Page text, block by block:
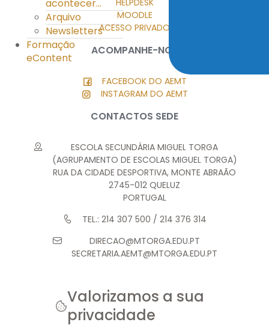
acontecer...
Arquivo
Newsletters
Formação
eContent
HELPDESK
MOODLE
ACESSO PRIVADO
ACOMPANHE-NOS
FACEBOOK DO AEMT
INSTAGRAM DO AEMT
CONTACTOS SEDE
ESCOLA SECUNDÁRIA MIGUEL TORGA
(AGRUPAMENTO DE ESCOLAS MIGUEL TORGA)
RUA DA CIDADE DESPORTIVA, MONTE ABRAÃO
2745-012 QUELUZ
PORTUGAL
TEL.: 214 307 500 / 214 376 314
DIRECAO@MTORGA.EDU.PT
SECRETARIA.AEMT@MTORGA.EDU.PT
© 2026 AEMT. TODOS OS DIREITOS RESERVADOS.
Valorizamos a sua
privacidade